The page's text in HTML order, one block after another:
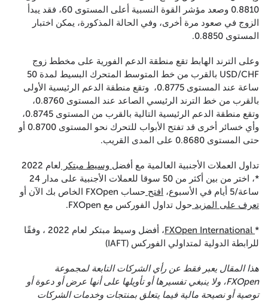
0.8810 وصعد مؤشر القوة النسبية أعلى المستوى 60، فقد يبدأ
الزوج في صعود مرة أخرى، وفي الحالة المذكورة، يمكن اختبار
المستوى 0.8850.
وعلى الترند الهابط تقع منطقة الدعم الفورية على مخطط زوج
USD/CHF بالقرب من خط المتوسط المتحرك البسيط لمدة 50
ساعة عند المستوى 0.8775، وتقع منطقة الدعم الرئيسية الأولى
بالقرب من خط الترند الرئيسي الصاعد عند المستوى 0.8760،
وتقع منطقة الدعم الرئيسية التالية بالقرب من المستوى 0.8745،
وأي خسائر أخرى قد تفتح الأبواب للتحرك نحو المستوى 0.8700 أو
حتى المستوى 0.8680 على المدى القريب.
تداول العملات الأجنبية العالمية مع أفضل وسيط مبتكر
لعام 2022
*، اختر من بين أكثر من 50 سوقا للعملات الأجنبية على مدار 24
ساعة/5 أيام في الأسبوع،
افتح حساب FXOpen الخاص بك الآن أو
تعرف على المزيد حول تداول الفوركس مع FXOpen.
*
، أفضل وسيط مبتكر لعام 2022 ، وفقًا
للرابطة الدولية لمتداولي الفوركس (IAFT)
هذا المقال يعبر فقط عن رأي الشركات التابعة لمجموعة
FXOpen، ولا ينبغي تفسيرها أو تأويلها على أنها عرض أو دعوة أو
توصية أو نصيحة مالية فيما يتعلق بمنتجات وخدمات الشركات